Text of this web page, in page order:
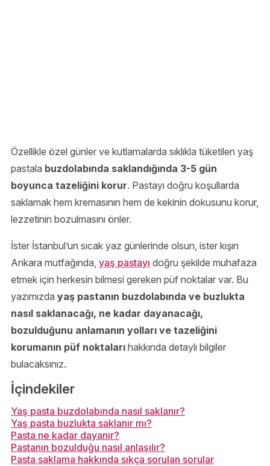
Özellikle özel günler ve kutlamalarda sıklıkla tüketilen yaş
pastala buzdolabında saklandığında 3-5 gün
boyunca tazeliğini korur. Pastayı doğru koşullarda
saklamak hem kremasının hem de kekinin dokusunu korur,
lezzetinin bozulmasını önler.
İster İstanbul’un sıcak yaz günlerinde olsun, ister kışın
Ankara mutfağında, yaş pastayı doğru şekilde muhafaza
etmek için herkesin bilmesi gereken püf noktalar var. Bu
yazımızda yaş pastanın buzdolabında ve buzlukta
nasıl saklanacağı, ne kadar dayanacağı,
bozulduğunu anlamanın yolları ve tazeliğini
korumanın püf noktaları hakkında detaylı bilgiler
bulacaksınız.
İçindekiler
Yaş pasta buzdolabında nasıl saklanır?
Yaş pasta buzlukta saklanır mı?
Pasta ne kadar dayanır?
Pastanın bozulduğu nasıl anlaşılır?
Pasta saklama hakkında sıkça sorulan sorular